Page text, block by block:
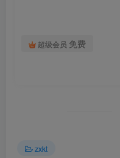
超级会员 免费
zxkt